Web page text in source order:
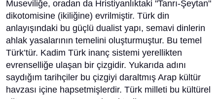
Museviliğe, oradan da Hristiyanlıktaki "Tanrı-Şeytan"
dikotomisine (ikiliğine) evrilmiştir. Türk din
anlayışındaki bu güçlü dualist yapı, semavi dinlerin
ahlak yasalarının temelini oluşturmuştur. Bu temel
Türk’tür. Kadim Türk inanç sistemi yerellikten
evrenselliğe ulaşan bir çizgidir. Yukarıda adını
saydığım tarihçiler bu çizgiyi daraltmış Arap kültür
havzası içine hapsetmişlerdir. Türk milleti bu kültürel